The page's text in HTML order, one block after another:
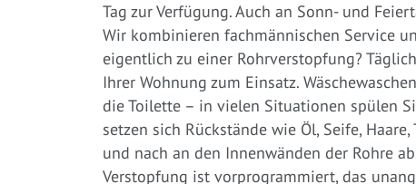
Tag zur Verfügung. Auch an Sonn- und
Wir kombinieren fachmännischen Service
eigentlich zu einer Rohrverstopfung?
Ihrer Wohnung zum Einsatz.
die Toilette – in vielen Situationen spülen
setzen sich Rückstände wie Öl, Seife,
und nach an den Innenwänden der Rohre
Verstopfung ist vorprogrammiert, das